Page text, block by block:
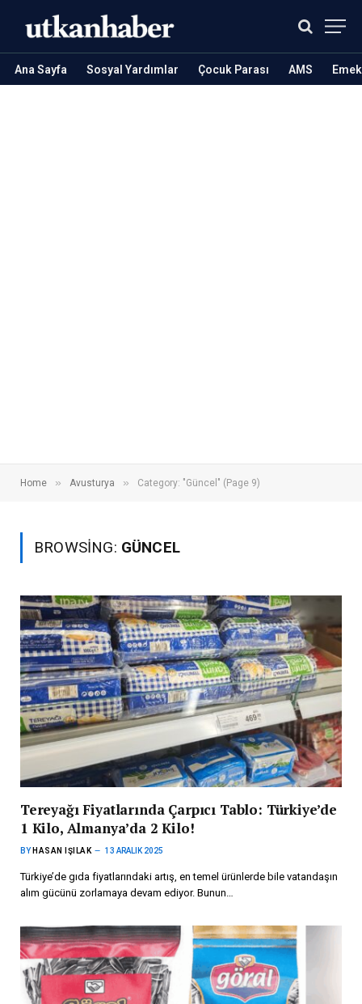
Ana Sayfa Sosyal Yardımlar Çocuk Parası AMS
Home » Avusturya » Category: "Güncel" (Page 9)
BROWSING: GÜNCEL
Tereyağı Fiyatlarında Çarpıcı Tablo: Türkiye’de
1 Kilo, Almanya’da 2 Kilo!
BY HASAN IŞILAK 13 ARALIK 2025
Türkiye’de gıda fiyatlarındaki artış, en temel ürünlerde bile vatandaşın
alım gücünü zorlamaya devam ediyor. Bunun…